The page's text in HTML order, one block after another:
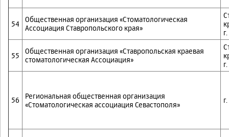
54
Общественная организация «Стоматологическая
Ассоциация Ставропольского края»
55
Общественная организация «Ставропольская краевая
стоматологическая Ассоциация»
56
Региональная общественная организация
«Стоматологическая ассоциация Севастополя»